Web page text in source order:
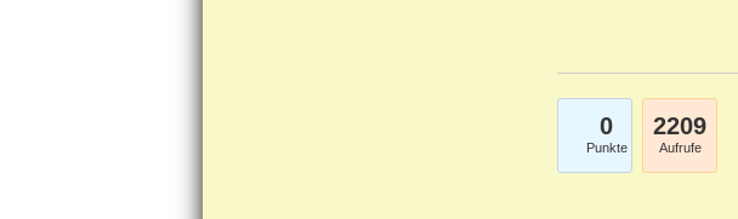
0
Punkte
2209
Aufrufe